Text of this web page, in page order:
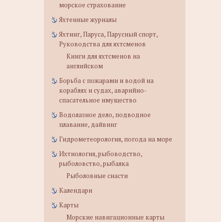
морское страхование
Яхтенные журналы
Яхтинг, Паруса, Парусный спорт,
Руководства для яхтсменов
Книги для яхтсменов на
английском
Борьба с пожарами и водой на
кораблях и судах, аварийно-
спасательное имущество
Водолазное дело, подводное
плавание, дайвинг
Гидрометеорология, погода на море
Ихтиология, рыбоводство,
рыболовство, рыбалка
Рыболовные снасти
Календари
Карты
Морские навигационные карты